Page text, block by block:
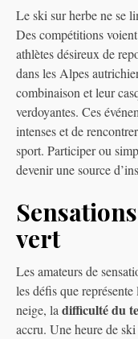
Le ski sur herbe ne se
Des compétitions
athlètes désireux de
dans les Alpes
combinaison et leur
verdoyantes. Ces
intenses et de
sport. Participer ou
devenir une source
vert
Les amateurs de
les défis que
neige, ladifficulté du
accru. Une heure de